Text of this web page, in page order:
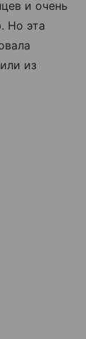
и очень
Но эта
из